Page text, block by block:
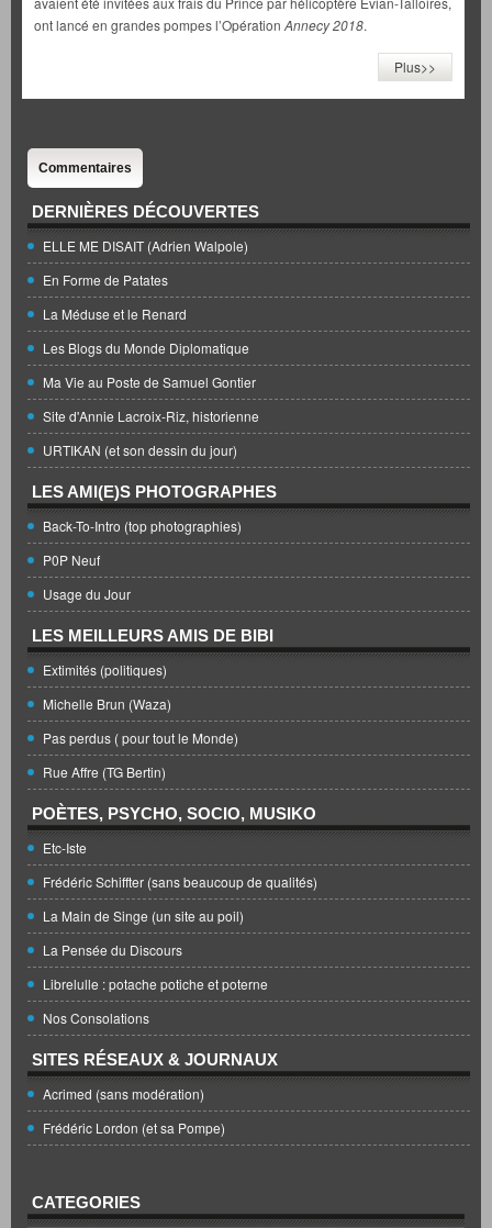
ont lancé en grandes pompes l’OpérationAnnecy 2018.
Plus>>
Commentaires
DERNIÈRES DÉCOUVERTES
ELLE ME DISAIT (Adrien Walpole)
En Forme de Patates
La Méduse et le Renard
Les Blogs du Monde Diplomatique
Ma Vie au Poste de Samuel Gontier
Site d'Annie Lacroix-Riz, historienne
URTIKAN (et son dessin du jour)
LES AMI(E)S PHOTOGRAPHES
Back-To-Intro (top photographies)
P0P Neuf
Usage du Jour
LES MEILLEURS AMIS DE BIBI
Extimités (politiques)
Michelle Brun (Waza)
Pas perdus ( pour tout le Monde)
Rue Affre (TG Bertin)
POÈTES, PSYCHO, SOCIO, MUSIKO
Etc-Iste
Frédéric Schiffter (sans beaucoup de qualités)
La Main de Singe (un site au poil)
La Pensée du Discours
Librelulle : potache potiche et poterne
Nos Consolations
SITES RÉSEAUX & JOURNAUX
Acrimed (sans modération)
Frédéric Lordon (et sa Pompe)
CATEGORIES